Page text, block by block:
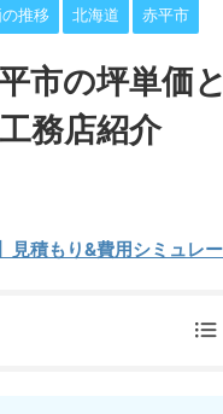
推移 北海道 赤平市
市の坪単価
務店紹介
見積もり&費用シミュレ